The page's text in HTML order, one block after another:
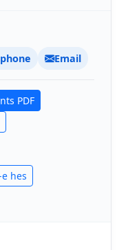
Email
PDF
hes